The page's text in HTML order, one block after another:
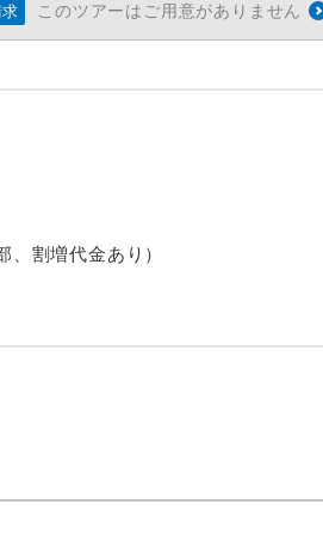
このツアーはご用意がありません
割増代金あり）